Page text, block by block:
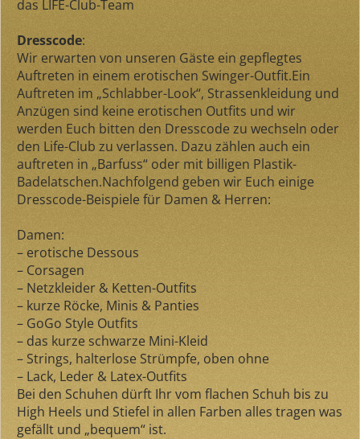
das LIFE-Club-Team
Dresscode:
Wir erwarten von unseren Gäste ein gepflegtes
Auftreten in einem erotischen Swinger-Outfit.Ein
Auftreten im „Schlabber-Look“, Strassenkleidung und
Anzügen sind keine erotischen Outfits und wir
werden Euch bitten den Dresscode zu wechseln oder
den Life-Club zu verlassen. Dazu zählen auch ein
auftreten in „Barfuss“ oder mit billigen Plastik-
Badelatschen.Nachfolgend geben wir Euch einige
Dresscode-Beispiele für Damen & Herren:
Damen:
– erotische Dessous
– Corsagen
– Netzkleider & Ketten-Outfits
– kurze Röcke, Minis & Panties
– GoGo Style Outfits
– das kurze schwarze Mini-Kleid
– Strings, halterlose Strümpfe, oben ohne
– Lack, Leder & Latex-Outfits
Bei den Schuhen dürft Ihr vom flachen Schuh bis zu
High Heels und Stiefel in allen Farben alles tragen was
gefällt und „bequem“ ist.